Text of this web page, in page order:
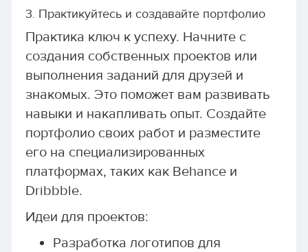
3. Практикуйтесь и создавайте портфолио
Практика ключ к успеху. Начните с
создания собственных проектов или
выполнения заданий для друзей и
знакомых. Это поможет вам развивать
навыки и накапливать опыт. Создайте
портфолио своих работ и разместите
его на специализированных
платформах, таких как Behance и
Dribbble.
Идеи для проектов:
Разработка логотипов для